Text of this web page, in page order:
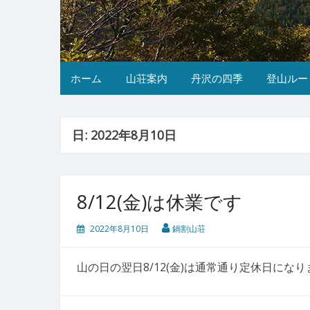
ホーム 山荘案内 丹沢の四季 登山ルー
日: 2022年8月10日
8/12(金)は休業です
2022年8月10日 鍋割山荘
山の日の翌日8/12(金)は通常通り定休日になり